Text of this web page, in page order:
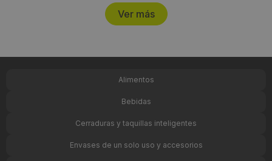
Ver más
Alimentos
Bebidas
Cerraduras y taquillas inteligentes
Envases de un solo uso y accesorios